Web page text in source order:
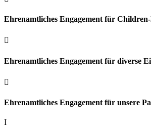
Ehrenamtliches Engagement für

Ehrenamtliches Engagement für diverse

Ehrenamtliches Engagement für unsere
I